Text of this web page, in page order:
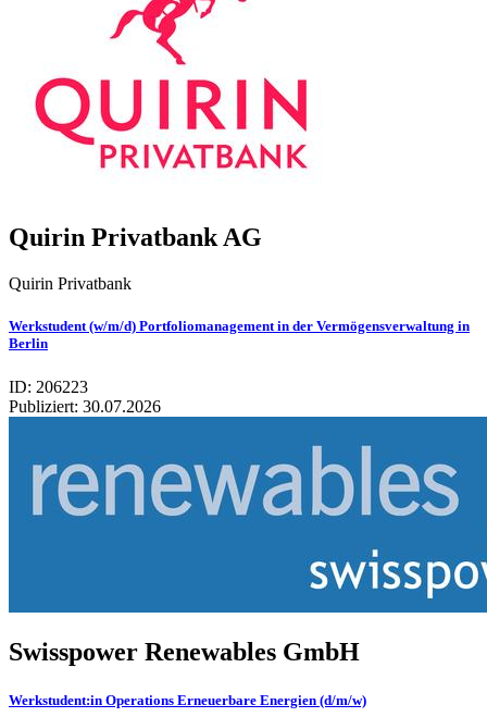
Qui­rin Pri­vat­bank AG
Quirin Privatbank
Werkstudent (w/m/d) Portfoliomanagement in der Vermögensverwaltung in
Berlin
ID: 206223
Publiziert: 30.07.2026
Swis­spower Rene­wa­bles GmbH
Werkstudent:in Operations Erneuerbare Energien (d/m/w)